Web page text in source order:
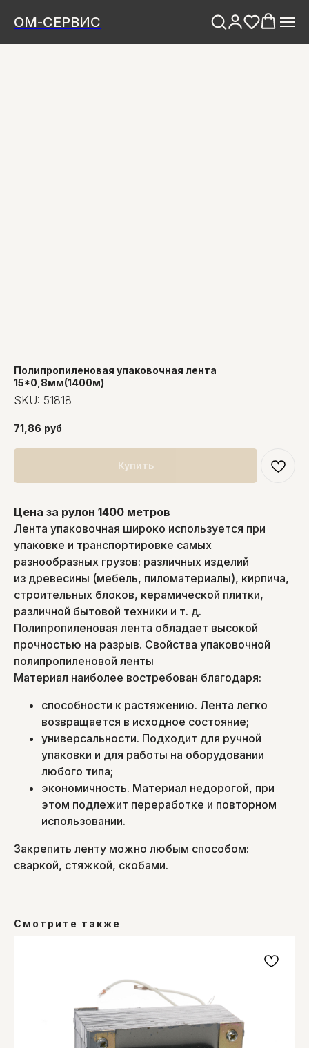
ОМ-СЕРВИС
Полипропиленовая упаковочная лента
15*0,8мм(1400м)
SKU: 51818
71,86 руб
Купить
Цена за рулон 1400 метров
Лента упаковочная широко используется при
упаковке и транспортировке самых
разнообразных грузов: различных изделий
из древесины (мебель, пиломатериалы), кирпича,
строительных блоков, керамической плитки,
различной бытовой техники и т. д.
Полипропиленовая лента обладает высокой
прочностью на разрыв. Свойства упаковочной
полипропиленовой ленты
Материал наиболее востребован благодаря:
способности к растяжению. Лента легко
возвращается в исходное состояние;
универсальности. Подходит для ручной
упаковки и для работы на оборудовании
любого типа;
экономичность. Материал недорогой, при
этом подлежит переработке и повторном
использовании.
Закрепить ленту можно любым способом:
сваркой, стяжкой, скобами.
Смотрите также